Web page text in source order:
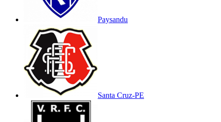
Paysandu
Santa Cruz-PE